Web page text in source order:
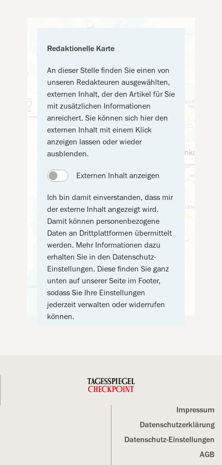
Redaktionelle Karte
An dieser Stelle finden Sie einen von
unseren Redakteuren ausgewählten,
externen Inhalt, der den Artikel für Sie
mit zusätzlichen Informationen
anreichert. Sie können sich hier den
externen Inhalt mit einem Klick
anzeigen lassen oder wieder
ausblenden.
Externen Inhalt anzeigen
Ich bin damit einverstanden, dass mir
der externe Inhalt angezeigt wird.
Damit können personenbezogene
Daten an Drittplattformen übermittelt
werden. Mehr Informationen dazu
erhalten Sie in den Datenschutz-
Einstellungen. Diese finden Sie ganz
unten auf unserer Seite im Footer,
sodass Sie Ihre Einstellungen
jederzeit verwalten oder widerrufen
können.
Impressum
Datenschutz­erklärung
Datenschutz-Einstellungen
AGB